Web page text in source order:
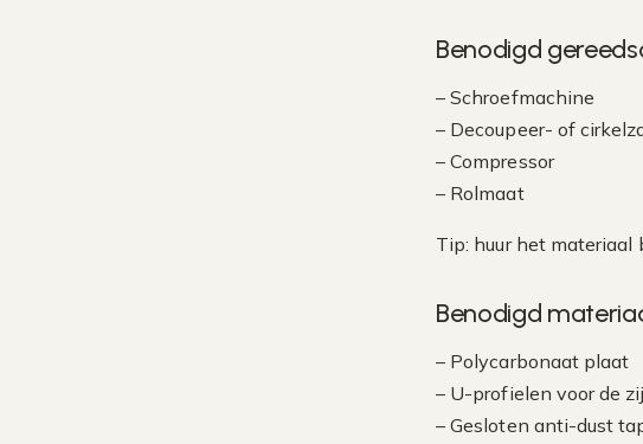
Benodigd
– Schroefmachine
– Decoupeer- of
– Compressor
– Rolmaat
Tip: huur het materiaal
Benodigd
– Polycarbonaat plaat
– U-profielen voor de
– Gesloten anti-dust